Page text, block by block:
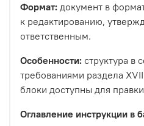
Формат: документ в
к редактированию,
ответственным.
Особенности: структура в
требованиями раздела
блоки доступны для
Оглавление инструкции в